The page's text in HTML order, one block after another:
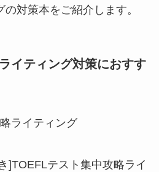
対策本をご紹介します。
イティング対策におすす
ライティング
]TOEFLテスト集中攻略ライ